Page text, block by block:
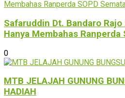
Safaruddin Dt. Bandaro Rajo
Hanya Membahas Ranperda
0
MTB JELAJAH GUNUNG
HADIAH